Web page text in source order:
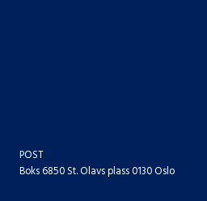
POST
Boks 6850 St. Olavs plass 0130 Oslo